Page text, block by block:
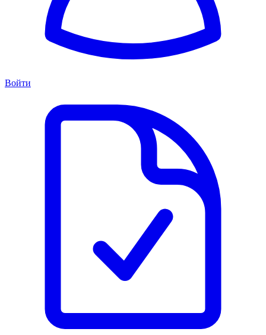
Войти